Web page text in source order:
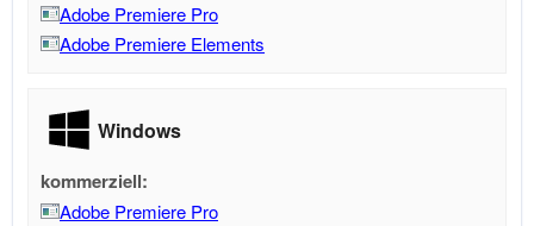
Adobe Premiere Pro
Adobe Premiere Elements
Windows
kommerziell:
Adobe Premiere Pro